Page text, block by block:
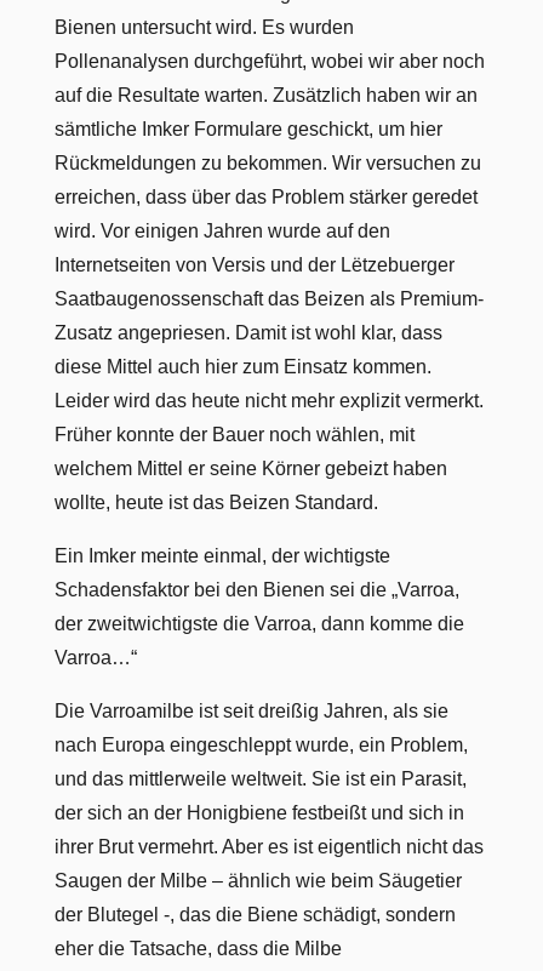
Bienen untersucht wird. Es wurden
Pollenanalysen durchgeführt, wobei wir aber noch
auf die Resultate warten. Zusätzlich haben wir an
sämtliche Imker Formulare geschickt, um hier
Rückmeldungen zu bekommen. Wir versuchen zu
erreichen, dass über das Problem stärker geredet
wird. Vor einigen Jahren wurde auf den
Internetseiten von Versis und der Lëtzebuerger
Saatbaugenossenschaft das Beizen als Premium-
Zusatz angepriesen. Damit ist wohl klar, dass
diese Mittel auch hier zum Einsatz kommen.
Leider wird das heute nicht mehr explizit vermerkt.
Früher konnte der Bauer noch wählen, mit
welchem Mittel er seine Körner gebeizt haben
wollte, heute ist das Beizen Standard.
Ein Imker meinte einmal, der wichtigste
Schadensfaktor bei den Bienen sei die „Varroa,
der zweitwichtigste die Varroa, dann komme die
Varroa…“
Die Varroamilbe ist seit dreißig Jahren, als sie
nach Europa eingeschleppt wurde, ein Problem,
und das mittlerweile weltweit. Sie ist ein Parasit,
der sich an der Honigbiene festbeißt und sich in
ihrer Brut vermehrt. Aber es ist eigentlich nicht das
Saugen der Milbe – ähnlich wie beim Säugetier
der Blutegel -, das die Biene schädigt, sondern
eher die Tatsache, dass die Milbe